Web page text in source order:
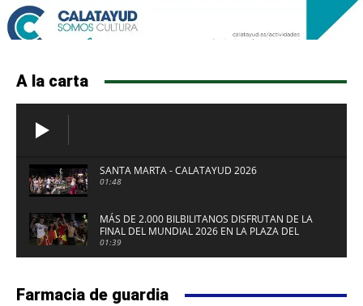
A la carta
SANTA MARTA - CALATAYUD 2026
01:48
MÁS DE 2.000 BILBILITANOS DISFRUTAN DE LA
FINAL DEL MUNDIAL 2026 EN LA PLAZA DEL
FUERTE DE CALATAYUD
01:39
Farmacia de guardia